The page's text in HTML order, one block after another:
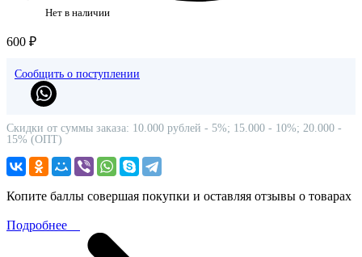
Нет в наличии
600 ₽
Сообщить о поступлении
Скидки от суммы заказа: 10.000 рублей - 5%; 15.000 - 10%; 20.000 -
15% (ОПТ)
Копите баллы совершая покупки и оставляя отзывы о товарах
Подробнее